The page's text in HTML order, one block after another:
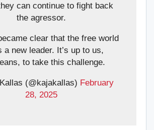
can continue to fight back
the agressor.
clear that the free world
a new leader. It’s up to us,
to take this challenge.
(@kajakallas) February
28, 2025